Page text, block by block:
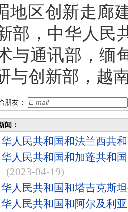
地区创新走廊
部，中华人民
与通讯部，缅
与创新部，越
朋友：
闻：
人民共和国和法兰西共
人民共和国和加蓬共和
(2023-04-19)
人民共和国和塔吉克斯
人民共和国和阿尔及利